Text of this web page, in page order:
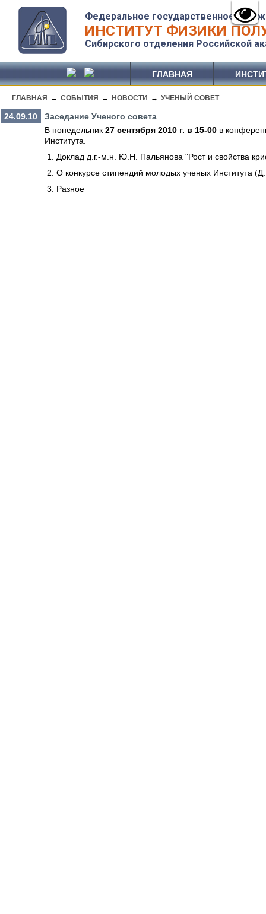
Федеральное государственное
ИНСТИТУТ ФИЗИКИ
Сибирского отделения Российской
ГЛАВНАЯ
ГЛАВНАЯ → СОБЫТИЯ → НОВОСТИ → УЧЕНЫЙ СОВЕТ
24.09.10
Заседание Ученого совета
В понедельник 27 сентября 2010 г. в 15-00 в
Института.
Доклад д.г.-м.н. Ю.Н. Пальянова "Рост и свойства
О конкурсе стипендий молодых ученых Института
Разное